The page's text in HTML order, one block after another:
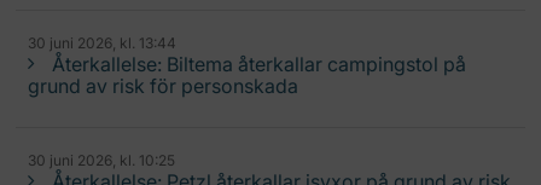
30 juni 2026, kl. 13:44
Återkallelse: Biltema återkallar campingstol på
grund av risk för personskada
30 juni 2026, kl. 10:25